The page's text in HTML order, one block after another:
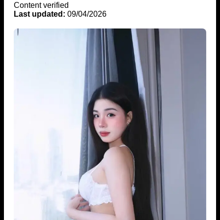
Content verified
Last updated: 09/04/2026